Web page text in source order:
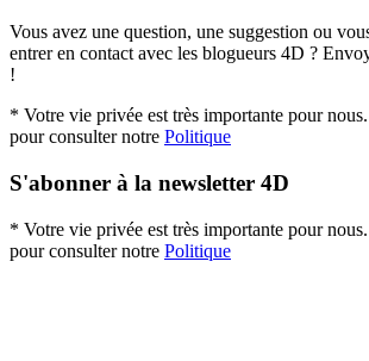
Vous avez une question, une suggestion ou
entrer en contact avec les blogueurs 4D ?
!
* Votre vie privée est très importante pour
pour consulter notre Politique
S'abonner à la newsletter 4D
* Votre vie privée est très importante pour
pour consulter notre Politique